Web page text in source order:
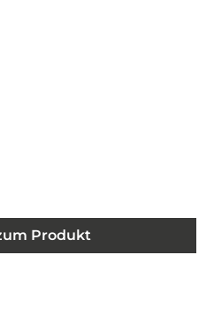
Produkt